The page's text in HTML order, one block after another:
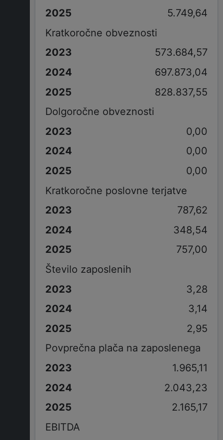
5.749,64
Kratkoročne obveznosti
573.684,57
697.873,04
828.837,55
Dolgoročne obveznosti
0,00
0,00
0,00
Kratkoročne poslovne terjatve
787,62
348,54
757,00
Število zaposlenih
3,28
3,14
2,95
Povprečna plača na zaposlenega
1.965,11
2.043,23
2.165,17
EBITDA